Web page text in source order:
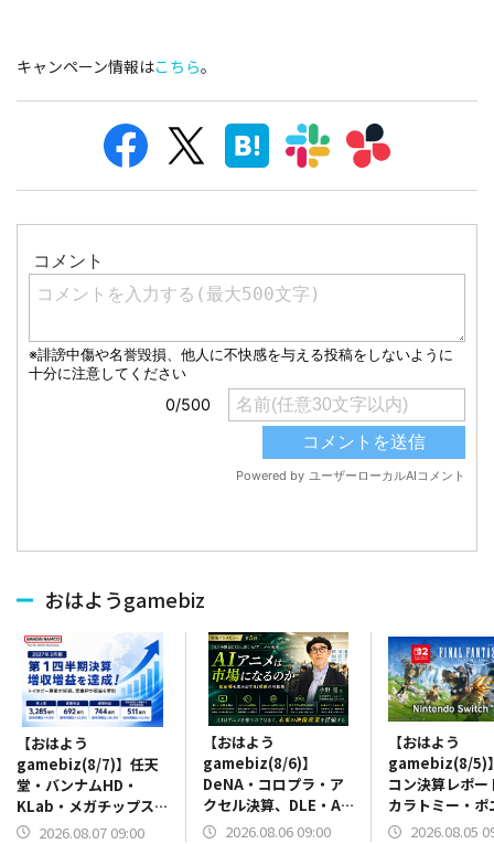
キャンペーン情報はこちら。
おはようgamebiz
【おはよう
gamebiz(8/7)】任天
堂・バンナムHD・
KLab・メガチップス・
CRIミドルウェア決
2026.08.07 09:00
【おはよう
gamebiz(8/6)】
DeNA・コロプラ・ア
クセル決算、DLE・AI
アニメインタビュー、
2026.08.06 09:00
【おはよう
gamebiz(8/5)
コン決算レポー
カラトミー・ポ
ン決算、『ほの
2026.08.05